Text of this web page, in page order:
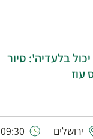
בלעדיה': סיור
עוז
ירושלים 09:30 - 12:30